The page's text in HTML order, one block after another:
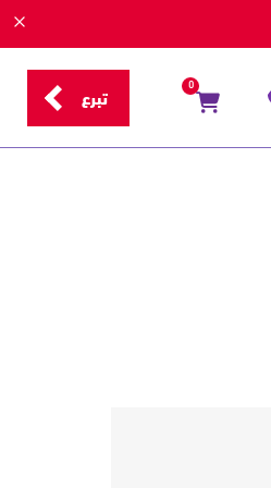
0 تبرع